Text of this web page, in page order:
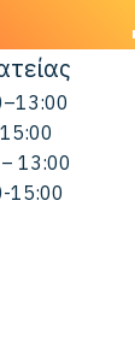
13:00
15:00